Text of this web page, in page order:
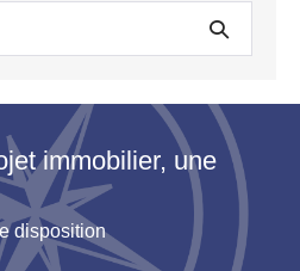
immobilier, une
disposition